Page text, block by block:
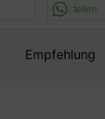
teilen
Empfehlung